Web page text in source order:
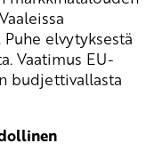
elvytyksestä
Vaatimus EU-
budjettivallasta